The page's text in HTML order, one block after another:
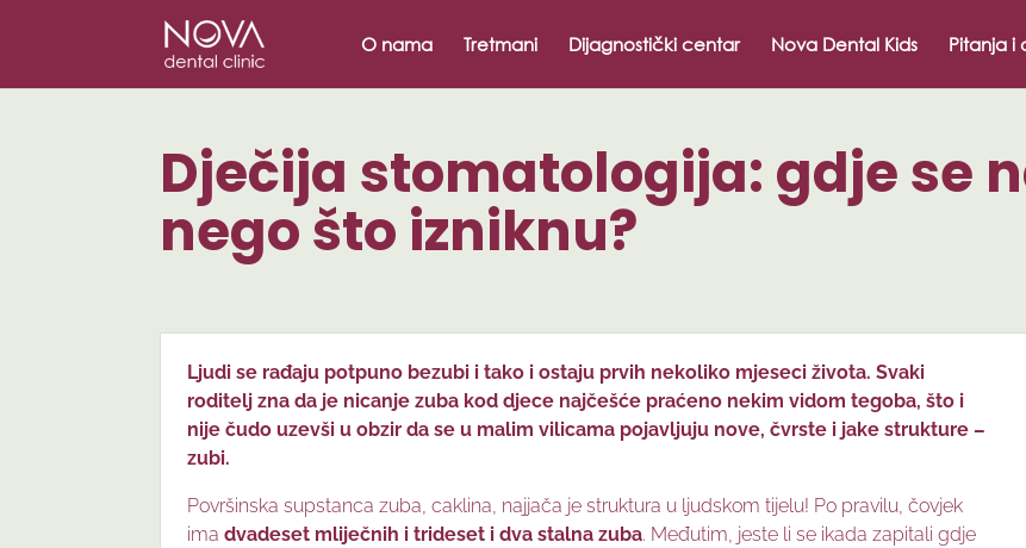
O nama Tretmani Dijagnostički centar Nova Dental Kids Pitanja i
Dječija stomatologija: gdje se
nego što izniknu?
Ljudi se rađaju potpuno bezubi i tako i ostaju prvih nekoliko mjeseci života. Svaki
roditelj zna da je nicanje zuba kod djece najčešće praćeno nekim vidom tegoba, što i
nije čudo uzevši u obzir da se u malim vilicama pojavljuju nove, čvrste i jake strukture –
zubi.
Površinska supstanca zuba, caklina, najjača je struktura u ljudskom tijelu! Po pravilu, čovjek
ima dvadeset mliječnih i trideset i dva stalna zuba. Međutim, jeste li se ikada zapitali gdje